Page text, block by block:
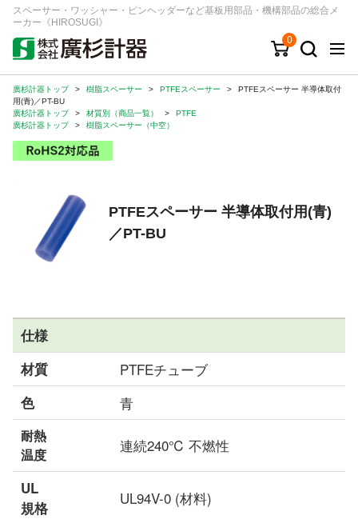
スペーサー・ワッシャー・ピンヘッダーなど基板用部品・機構部品の総合メ
ーカー《HIROSUGI》
0
キーワード 品番/シリーズ
商品カテゴリから探す
ジャンルから探す
ログイン
お問い合わせ窓口
会社情報
廣杉計器トップ > 樹脂スペーサー > PTFEスペーサー >
PTFEスペーサー 半導体取付
用(青)／PT-BU
廣杉計器トップ
> 材質別（商品一覧） >
PTFE
廣杉計器トップ
> 樹脂スペーサー（中空）
PTFEスペーサー 半導体取付用(青)
／PT-BU
仕様
材質
PTFEチューブ
色 青
耐熱
温度
連続240℃ 不燃性
UL
規格
UL94V-0 (材料)